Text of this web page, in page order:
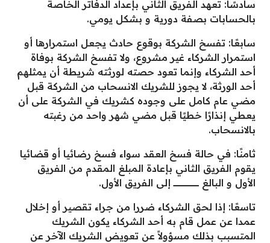
سادسًا: تعهد الفريق الثاني بإعداد الدفاتر الخاصة
بالحسابات بصفة دورية و بشكل يومي.
سابعًا: تفسخ الشركة بوقوع حادث يجعل استمرارها أو
استمرار الشركاء غير مشروع، ولا تفسخ الشركة بوفاة
أحد الشركاء وإنما تعود حصته لورثته شريطة أن يمثلهم
أحد الورثة، لا يجوز للشريك الانسحاب من الشركة قبل
مضي عام كامل على وجوده كشريك في الشركة على أن
يعطي إنذارًا خطيًا قبل مضي شهر واحد من رغبته
بالانسحاب.
ثامنًا: في حالة فسخ العقد سواء فسخ رضائيا أو قضائيا
يقوم الفريق الثاني بإعادة المبلغ المقدم من الفريق
الأول و البالغ ــــــــــــــــــــــــــــــــــــــــــ إلى الفريق الأول.
تاسعًا: إذا لحق الشركاء ضررا من جراء تقصير أو إخلال
عمدا عن عمل قام به أحد الشركاء يكون الشريك
المتسبب بذلك مسؤولاً عن تعويض الشريك الآخر عن